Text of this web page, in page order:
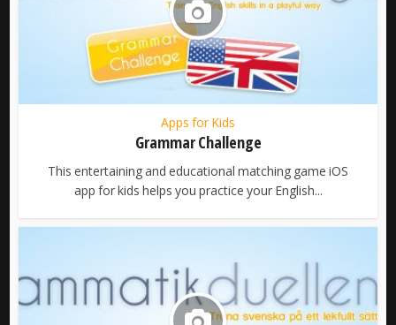
Apps for Kids
Grammar Challenge
This entertaining and educational matching game iOS
app for kids helps you practice your English...